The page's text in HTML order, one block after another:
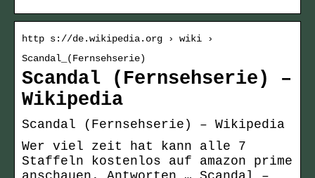
http s://de.wikipedia.org › wiki ›
Scandal_(Fernsehserie)
Scandal (Fernsehserie) –
Wikipedia
Scandal (Fernsehserie) – Wikipedia
Wer viel zeit hat kann alle 7
Staffeln kostenlos auf amazon prime